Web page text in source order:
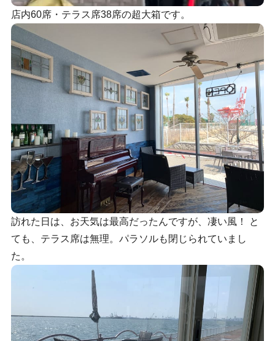
店内60席・テラス席38席の超大箱です。
訪れた日は、お天気は最高だったんですが、凄い風！ と
ても、テラス席は無理。パラソルも閉じられていまし
た。